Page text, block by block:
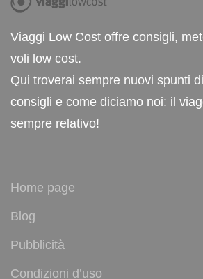
Viaggi Low Cost offre consigli,
voli low cost.
Qui troverai sempre nuovi spunti
consigli e come diciamo noi: il
sempre relativo!
Home page
Blog
Pubblicità
Condizioni d’uso